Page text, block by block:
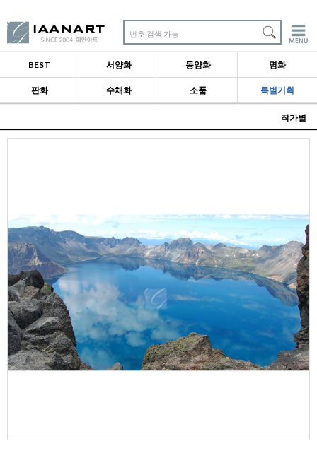
번호 검색 가능
BEST 서양화 동양화 명화
판화 수채화 소품 특별기획
작가별